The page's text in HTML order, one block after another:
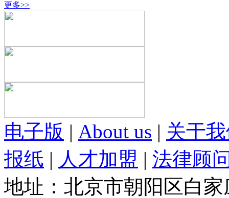
更多>>
电子版 | About us | 关于
报纸 | 人才加盟 | 法律顾
地址：北京市朝阳区白